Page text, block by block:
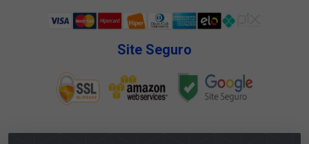
Site Seguro